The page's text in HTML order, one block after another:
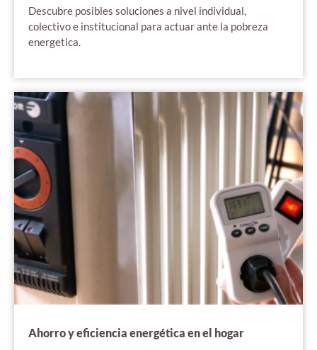
Descubre posibles soluciones a nivel individual,
colectivo e institucional para actuar ante la pobreza
energetica.
Ahorro y eficiencia energética en el hogar